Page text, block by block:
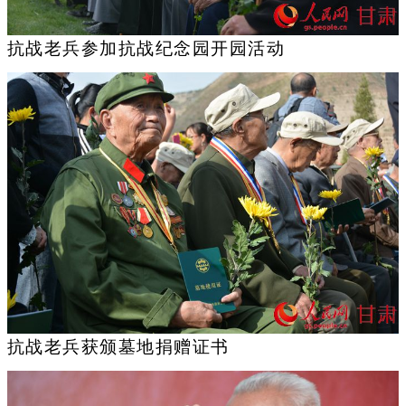
抗战老兵参加抗战纪念园开园活动
抗战老兵获颁墓地捐赠证书